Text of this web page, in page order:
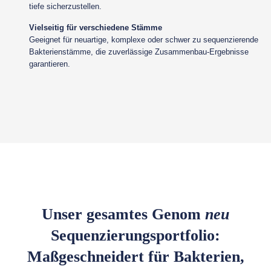
tiefe sicherzustellen.
Vielseitig für verschiedene Stämme
Geeignet für neuartige, komplexe oder schwer zu sequenzierende
Bakterienstämme, die zuverlässige Zusammenbau-Ergebnisse
garantieren.
Unser gesamtes Genom neu
Sequenzierungsportfolio:
Maßgeschneidert für Bakterien,